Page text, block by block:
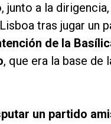
junto a la
tras jugar un
de la
, que era la base de
un partido